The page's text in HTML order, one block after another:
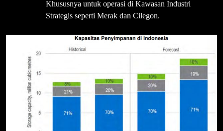
Khususnya untuk operasi di Kawasan Industri
Strategis seperti Merak dan Cilegon.